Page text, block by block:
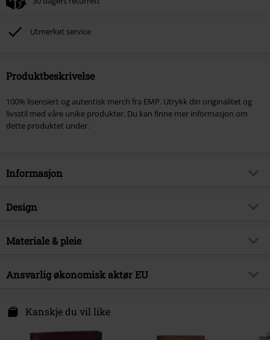
Kan ikke kombineres med andre kampanjekoder. Følgende er ekskludert fra
Lindemann, Böhse Onkelz, Broilers, Die Ärzte, Die Toten Hosen, Metality,
gavekort og varer som inkluderer en donasjon.
Utmerket service
Produktbeskrivelse
100% lisensiert og autentisk merch fra EMP. Utrykk din originalitet og
livsstil med våre unike produkter. Du kan finne mer informasjon om
dette produktet under.
Informasjon
Artikkelnummer
Produkt kategori
Dato for offentliggjørelsen
20/09/2019
Design
Produkttype
Materiale & pleie
Ytre materiale papp
Ansvarlig økonomisk aktør EU
Kingsfordweg 151
1043 GR Amsterdam
Netherlands
Kanskje du vil like